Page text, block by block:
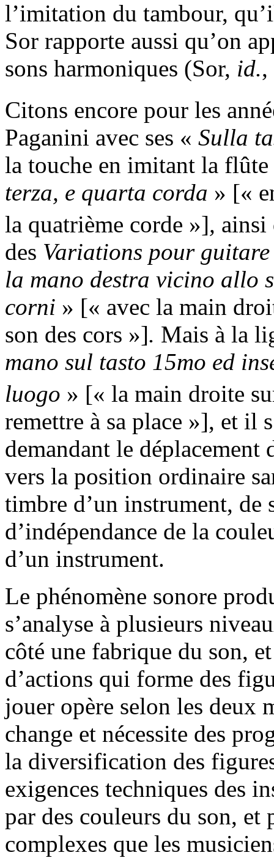
l’imitation du tambour,
Sor rapporte aussi qu’on
sons harmoniques (Sor, id.,
Citons encore pour les
Paganini avec ses « Sulla
la touche en imitant la
terza, e quarta corda » [«
la quatrième corde »], ainsi
des Variations pour guitare
la mano destra vicino allo
corni » [« avec la main
son des cors »]. Mais à la
mano sul tasto 15mo ed
luogo » [« la main droite
remettre à sa place »], et il
demandant le
vers la position ordinaire
timbre d’un instrument, de
d’indépendance de la
d’un instrument.
Le phénomène sonore
s’analyse à plusieurs
côté une fabrique du son,
d’actions qui forme des
jouer opère selon les deux
change et nécessite des
la diversification des
exigences techniques des
par des couleurs du son, et
complexes que les